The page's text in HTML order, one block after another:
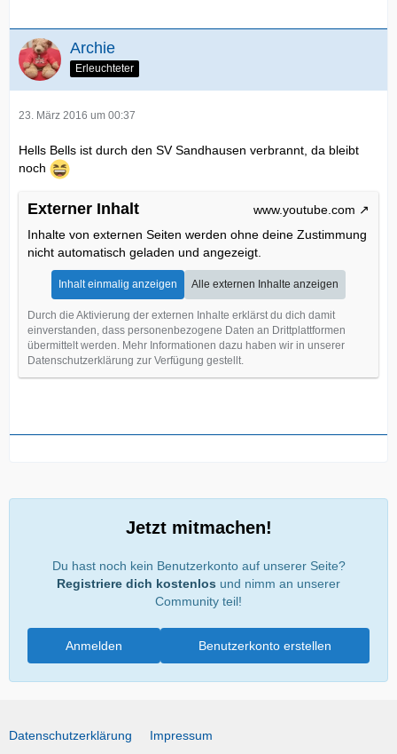
Archie
Erleuchteter
23. März 2016 um 00:37
Hells Bells ist durch den SV Sandhausen verbrannt, da bleibt
noch
Externer Inhalt
www.youtube.com
Inhalte von externen Seiten werden ohne deine Zustimmung
nicht automatisch geladen und angezeigt.
Inhalt einmalig anzeigen Alle externen Inhalte anzeigen
Durch die Aktivierung der externen Inhalte erklärst du dich damit
einverstanden, dass personenbezogene Daten an Drittplattformen
übermittelt werden. Mehr Informationen dazu haben wir in unserer
Datenschutzerklärung zur Verfügung gestellt.
Jetzt mitmachen!
Du hast noch kein Benutzerkonto auf unserer Seite?
Registriere dich kostenlos und nimm an unserer
Community teil!
Benutzerkonto erstellen
Anmelden
Datenschutzerklärung Impressum